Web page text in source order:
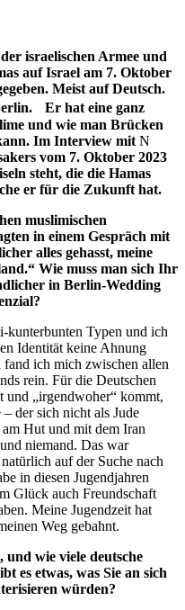
israelischen Armee und
auf Israel am 7. Oktober
Meist auf Deutsch.
Er hat eine ganz
und wie man Brücken
Im Interview mit Ν
vom 7. Oktober 2023
steht, die die Hamas
er für die Zukunft hat.
muslimischen
in einem Gespräch mit
alles gehasst, meine
Wie muss man sich Ihr
in Berlin-Wedding
­Typen und ich
Identität keine Ahnung
ich mich zwischen allen
rein. Für die Deutschen
und „irgendwoher“ kommt,
der sich nicht als Jude
Hut und mit dem Iran
niemand. Das war
auf der Suche nach
in diesen Jugendjahren
Glück auch Freundschaft
Meine Jugendzeit hat
Weg gebahnt.
und wie viele deutsche
es etwas, was Sie an sich
würden?